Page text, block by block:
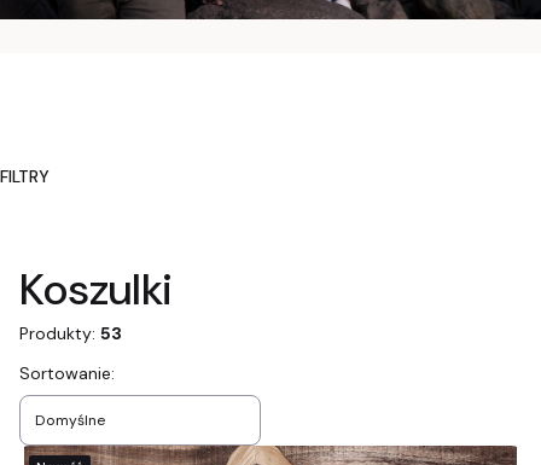
FILTRY
Koszulki
Produkty: 53
Lista produktów
Sortowanie:
Domyślne